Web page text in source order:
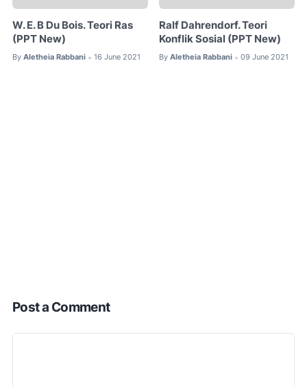
W. E. B Du Bois. Teori Ras
(PPT New)
By Aletheia Rabbani • 16 June 2021
Ralf Dahrendorf. Teori
Konflik Sosial (PPT New)
By Aletheia Rabbani • 09 June 2021
Post a Comment